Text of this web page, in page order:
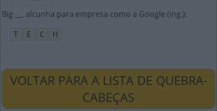
Big __, alcunha para empresa como a Google (ing.):
T
E C H
VOLTAR PARA A LISTA DE QUEBRA-
CABEÇAS